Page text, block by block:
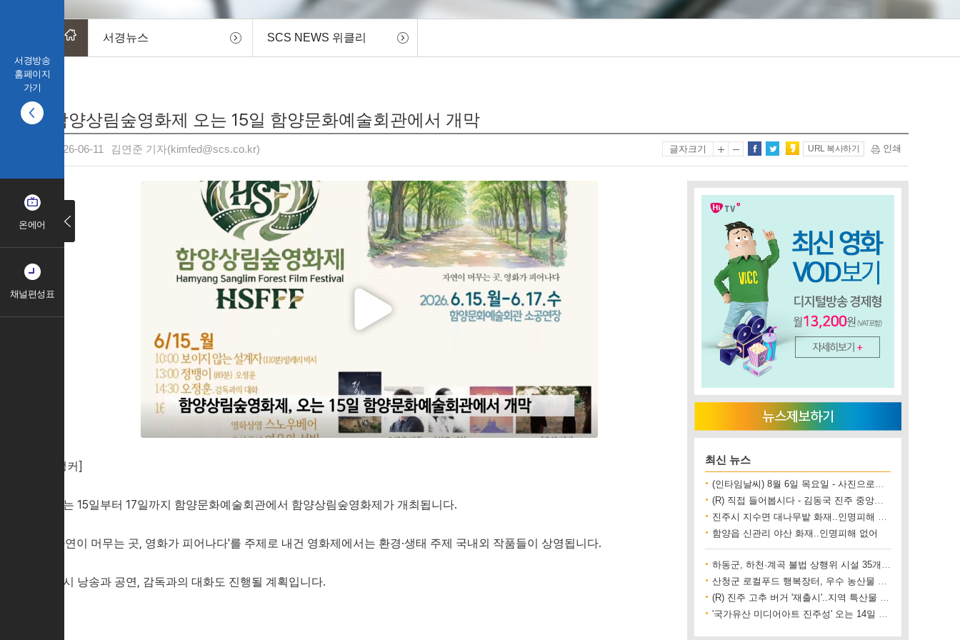
서경방송
홈페이지
가기
온에어
채널편성표
서경뉴스 SCS NEWS 위클리
함양상림숲영화제 오는 15일 함양문화예술회관에서 개막
2026-06-11 김연준 기자(kimfed@scs.co.kr) 글자크기 URL 복사하기 인쇄
[앵커]
오는 15일부터 17일까지 함양문화예술회관에서 함양상림숲영화제가 개최됩니다.
'자연이 머무는 곳, 영화가 피어나다'를 주제로 내건 영화제에서는 환경·생태 주제 국내외 작품들이 상영됩니다.
축시 낭송과 공연, 감독과의 대화도 진행될 계획입니다.
최신 뉴스
(인타임날씨) 8월 6일 목요일 - 사진으로보는 날씨
(R) 직접 들어봅시다 - 김동국 진주 중앙시장 상인회장
진주시 지수면 대나무밭 화재..인명피해 없어
함양읍 신관리 야산 화재..인명피해 없어
하동군, 하천·계곡 불법 상행위 시설 35개소 철거
산청군 로컬푸드 행복장터, 우수 농산물 직거래 사업장 인증
(R) 진주 고추 버거 '재출시'..지역 특산물 홍보 기대
'국가유산 미디어아트 진주성' 오는 14일 개막